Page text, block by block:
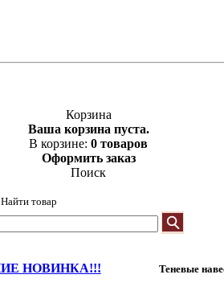
Корзина
Ваша корзина пуста.
В корзине: 0 товаров
Оформить заказ
Поиск
Найти товар
НОВИНКА!!! Теневые